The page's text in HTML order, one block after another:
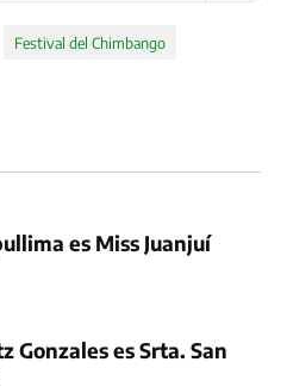
Festival del Chimbango
es Miss Juanjuí
Gonzales es Srta. San